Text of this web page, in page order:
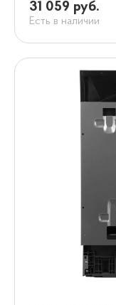
31 059 руб.
Есть в наличии